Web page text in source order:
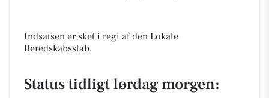
Indsatsen er sket i regi af den Lokale
Beredskabsstab.
Status tidligt lørdag morgen: